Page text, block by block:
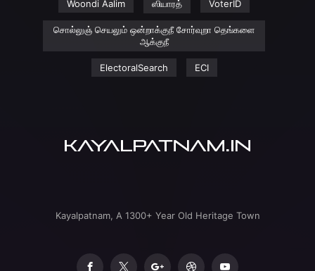
Woondi Aalim ஸியாரத் VoterID
சொல்லுஞ் செயலும் ஒன்றாக்குநீ சோர்வுறா தெங்களை
ஆக்குநீ
ElectoralSearch ECI
Kayalpatnam, A 1300+ Year Old Heritage Town